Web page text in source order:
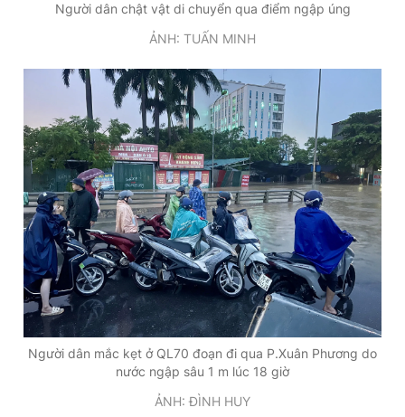
Người dân chật vật di chuyển qua điểm ngập úng
ẢNH: TUẤN MINH
Người dân mắc kẹt ở QL70 đoạn đi qua P.Xuân Phương do
nước ngập sâu 1 m lúc 18 giờ
ẢNH: ĐÌNH HUY